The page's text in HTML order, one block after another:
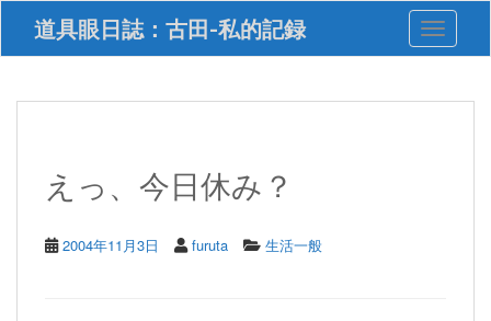
i
道具眼日誌：古田-私的記録 Toggle
えっ、今日休み？
2004年11月3日 furuta 生活一般